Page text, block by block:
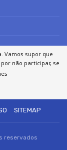
SITEMAP
reservados
Vamos supor que
não participar, se